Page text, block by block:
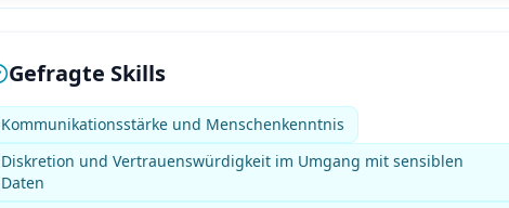
Gefragte Skills
Kommunikationsstärke und Menschenkenntnis
Diskretion und Vertrauenswürdigkeit im Umgang mit sensiblen
Daten